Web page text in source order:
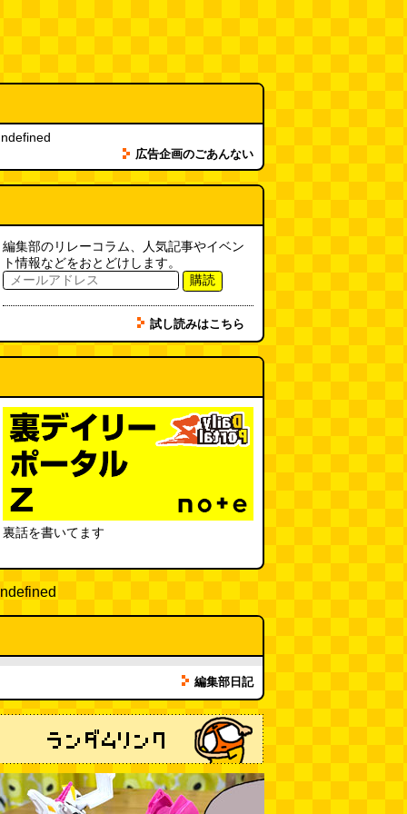
広告企画のごあんない
編集部のリレーコラム、人気記事やイベン
ト情報などをおとどけします。
購読
試し読みはこちら
裏話を書いてます
編集部日記